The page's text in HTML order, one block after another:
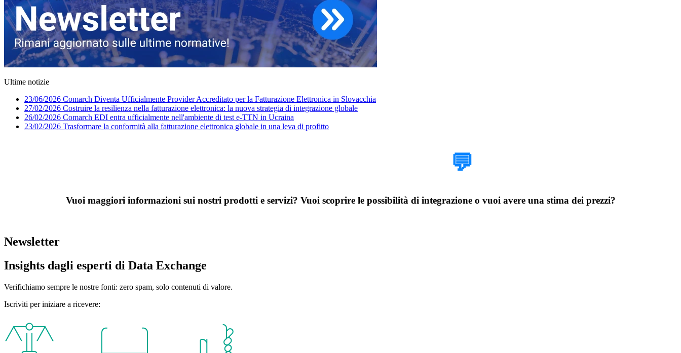
Ultime notizie
23/06/2026 Comarch Diventa Ufficialmente Provider Accreditato per la Fatturazione Elettronica in Slovacchia
27/02/2026 Costruire la resilienza nella fatturazione elettronica: la nuova strategia di integrazione globale
26/02/2026 Comarch EDI entra ufficialmente nell'ambiente di test e-TTN in Ucraina
23/02/2026 Trasformare la conformità alla fatturazione elettronica globale in una leva di profitto
💬
Vuoi maggiori informazioni sui nostri prodotti e servizi? Vuoi scoprire le possibilità di integrazione o vuoi avere una stima dei prezzi?
Newsletter
Insights dagli esperti di Data Exchange
Verifichiamo sempre le nostre fonti: zero spam, solo contenuti di valore.
Iscriviti per iniziare a ricevere: